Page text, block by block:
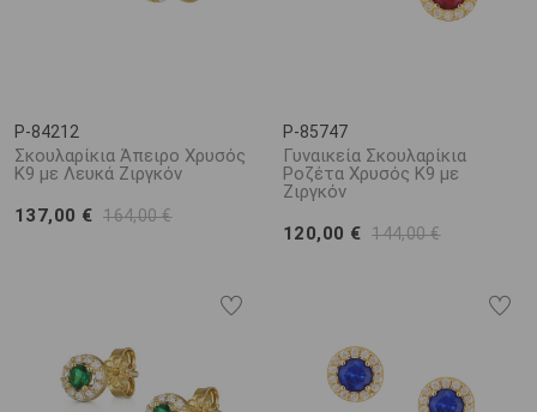
P-84212
Σκουλαρίκια Άπειρο Χρυσός
K9 με Λευκά Ζιργκόν
137,00 € 164,00 €
P-85747
Γυναικεία Σκουλαρίκια
Ροζέτα Χρυσός Κ9 με
Ζιργκόν
120,00 € 144,00 €